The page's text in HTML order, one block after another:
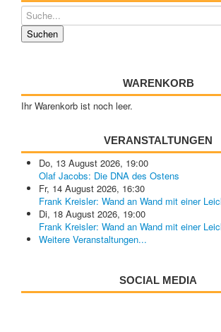
WARENKORB
Ihr Warenkorb ist noch leer.
VERANSTALTUNGEN
Do, 13 August 2026, 19:00
Olaf Jacobs: Die DNA des Ostens
Fr, 14 August 2026, 16:30
Frank Kreisler: Wand an Wand mit einer
Di, 18 August 2026, 19:00
Frank Kreisler: Wand an Wand mit einer
Weitere Veranstaltungen...
SOCIAL MEDIA